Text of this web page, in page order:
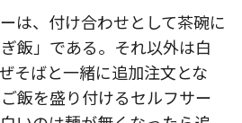
は、付け合わせとして茶碗に
飯」である。それ以外は白
そばと一緒に追加注文とな
飯を盛り付けるセルフサー